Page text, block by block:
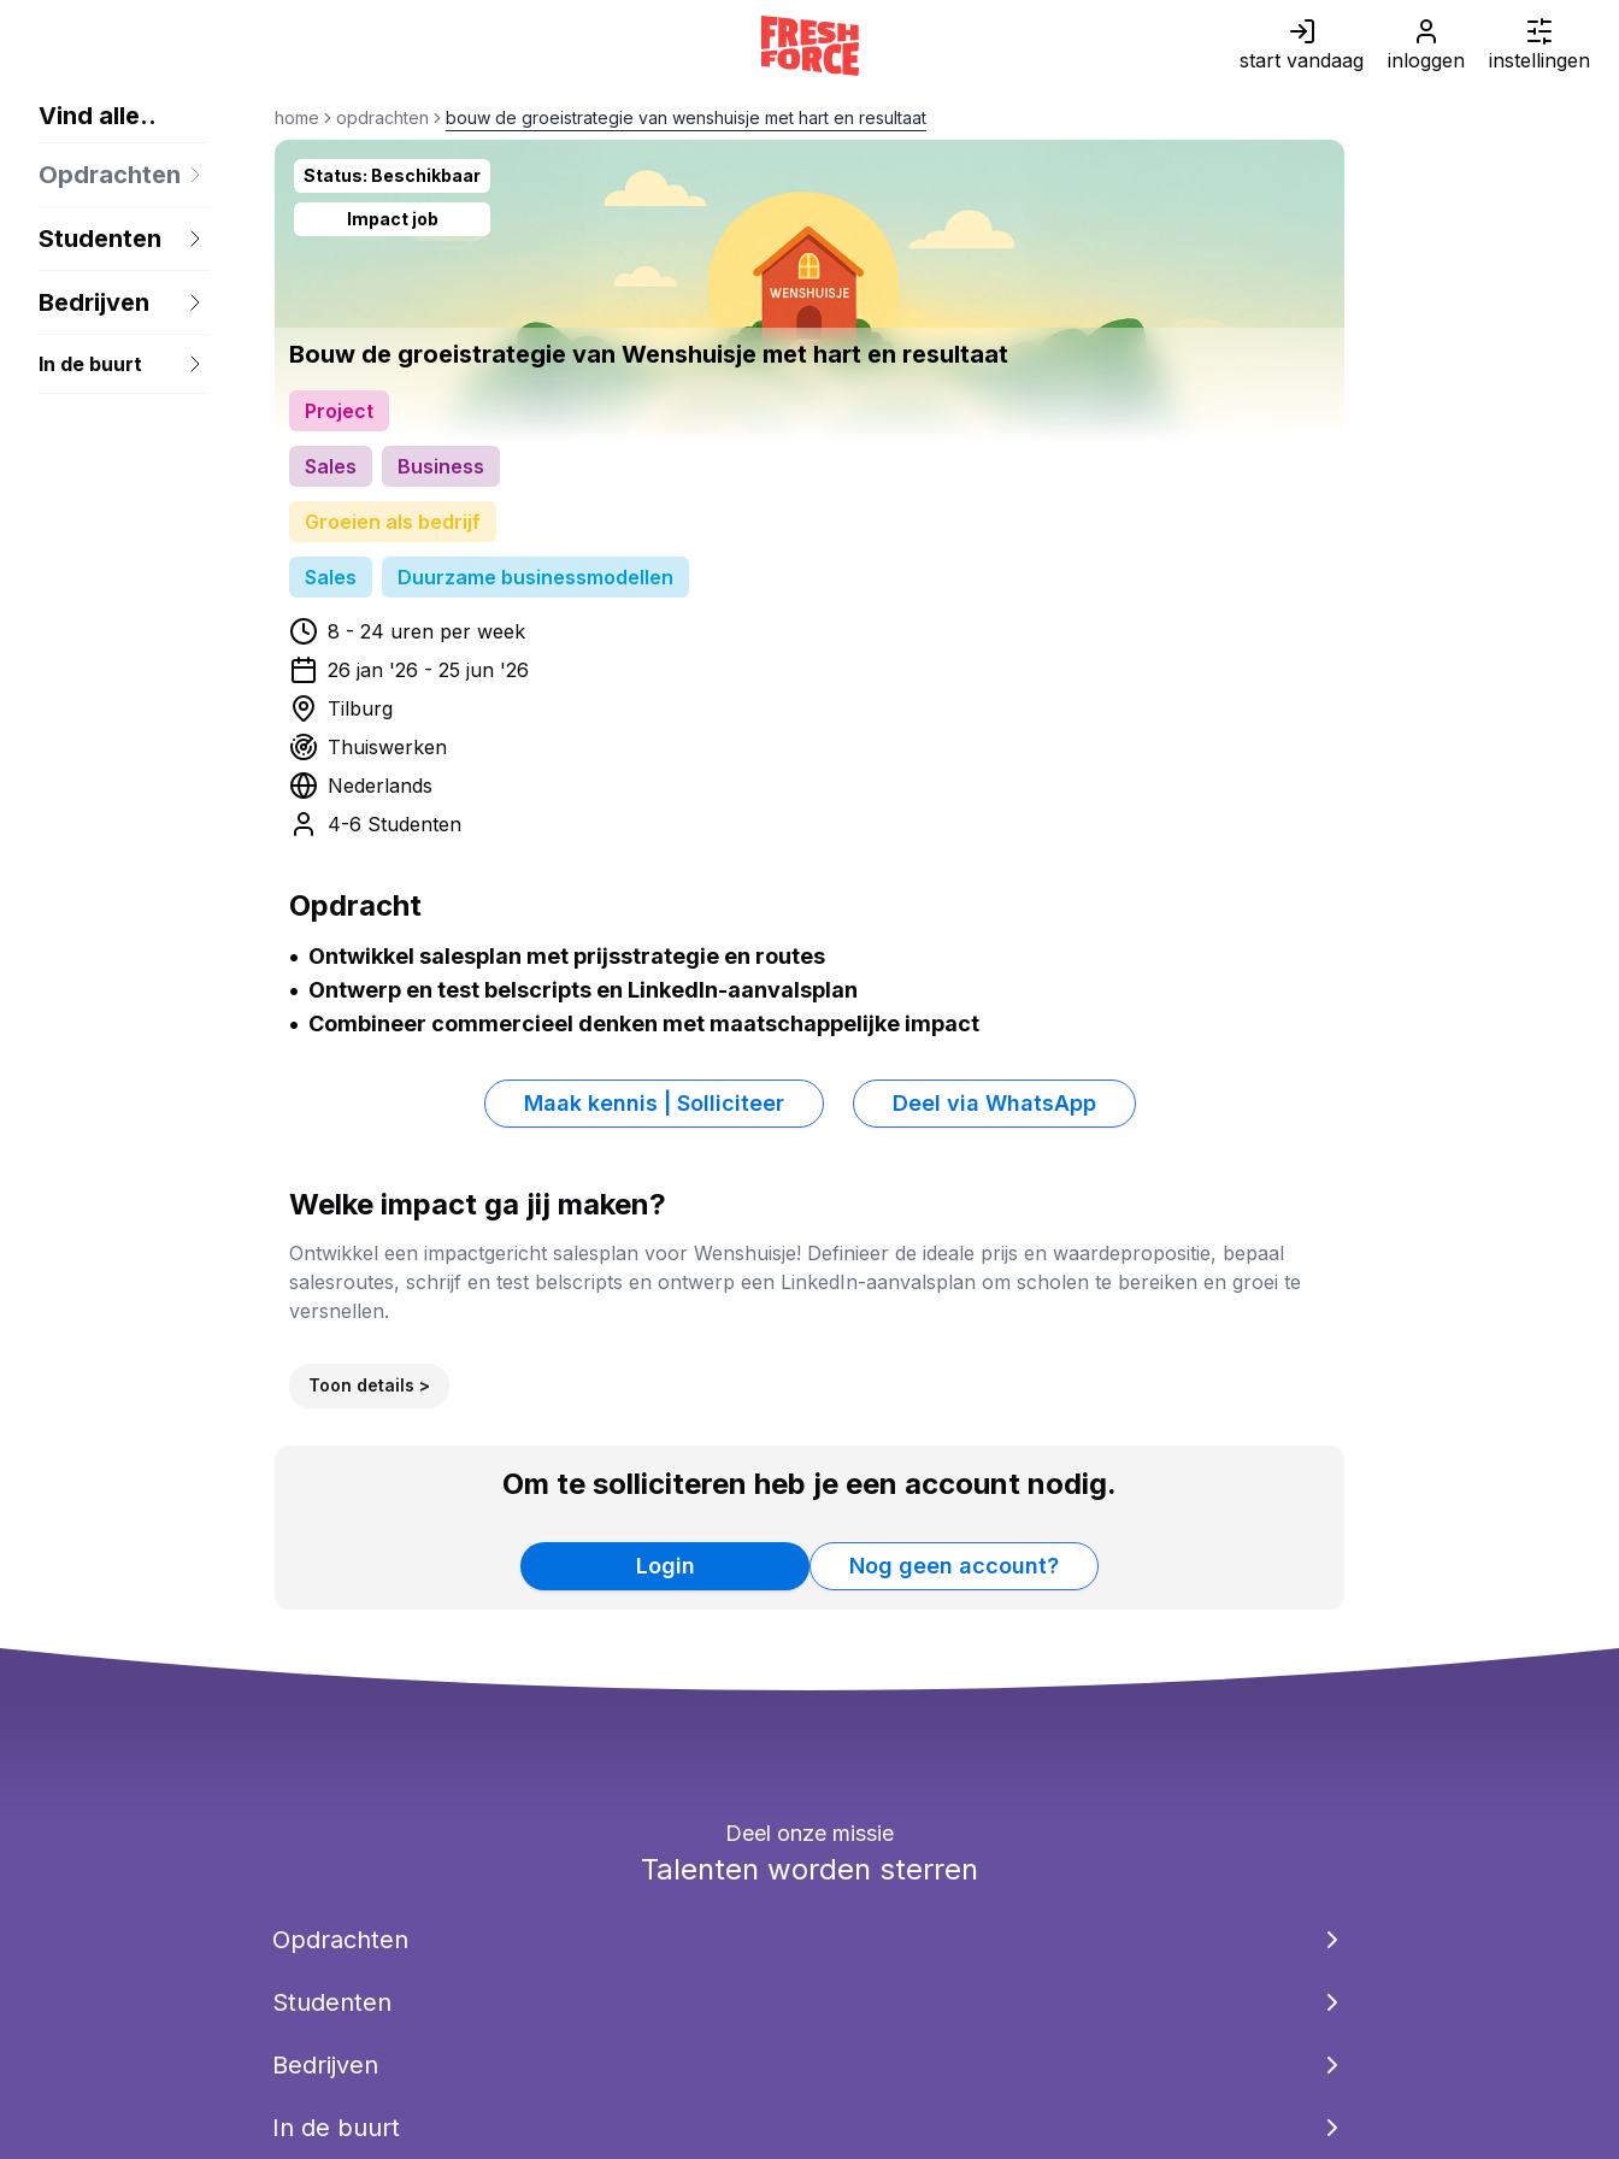
start vandaag inloggen instellingen
Vind alle..
Opdrachten
Studenten
Bedrijven
In de buurt
home opdrachten bouw de groeistrategie van wenshuisje met hart en resultaat
Status: Beschikbaar
Impact job
Bouw de groeistrategie van Wenshuisje met hart en resultaat
Project
Sales Business
Groeien als bedrijf
Sales Duurzame businessmodellen
8 - 24 uren per week
26 jan '26 - 25 jun '26
Tilburg
Thuiswerken
Nederlands
4-6 Studenten
Opdracht
Ontwikkel salesplan met prijsstrategie en routes
Ontwerp en test belscripts en LinkedIn-aanvalsplan
Combineer commercieel denken met maatschappelijke impact
Maak kennis | Solliciteer Deel via WhatsApp
Welke impact ga jij maken?
Ontwikkel een impactgericht salesplan voor Wenshuisje! Definieer de ideale prijs en waardepropositie, bepaal
salesroutes, schrijf en test belscripts en ontwerp een LinkedIn-aanvalsplan om scholen te bereiken en groei te
versnellen.
Toon details >
Om te solliciteren heb je een account nodig.
Login Nog geen account?
Deel onze missie
Talenten worden sterren
Opdrachten
Studenten
Bedrijven
In de buurt